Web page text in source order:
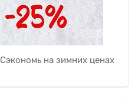
Сэкономь на зимних ценах